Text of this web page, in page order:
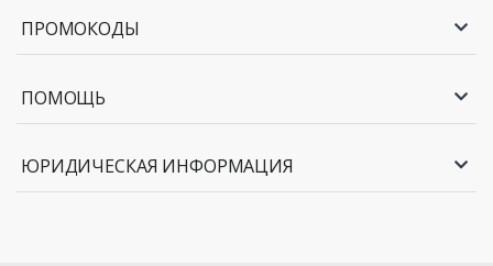
ПРОМОКОДЫ
ПОМОЩЬ
ЮРИДИЧЕСКАЯ ИНФОРМАЦИЯ